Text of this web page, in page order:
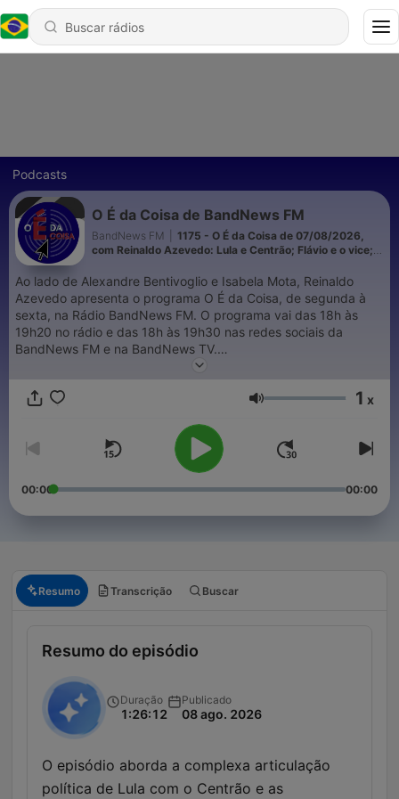
Podcasts
O É da Coisa de BandNews FM
BandNews FM
1175 - O É da Coisa de 07/08/2026,
com Reinaldo Azevedo: Lula e Centrão; Flávio e o vice;
Ao lado de Alexandre Bentivoglio e Isabela Mota, Reinaldo
Azevedo apresenta o programa O É da Coisa, de segunda à
sexta, na Rádio BandNews FM. O programa vai das 18h às
19h20 no rádio e das 18h às 19h30 nas redes sociais da
BandNews FM e na BandNews TV.
O jornalista mantém seu blog no UOL. Foi redator-chefe da
coordenador de política da sucursal de Brasília do mesmo
Volume 1 x
00:00 00:00
Resumo Transcrição Buscar
Resumo do episódio
Duração
1:26:12
Publicado
08 ago. 2026
O episódio aborda a complexa articulação
política de Lula com o Centrão e as